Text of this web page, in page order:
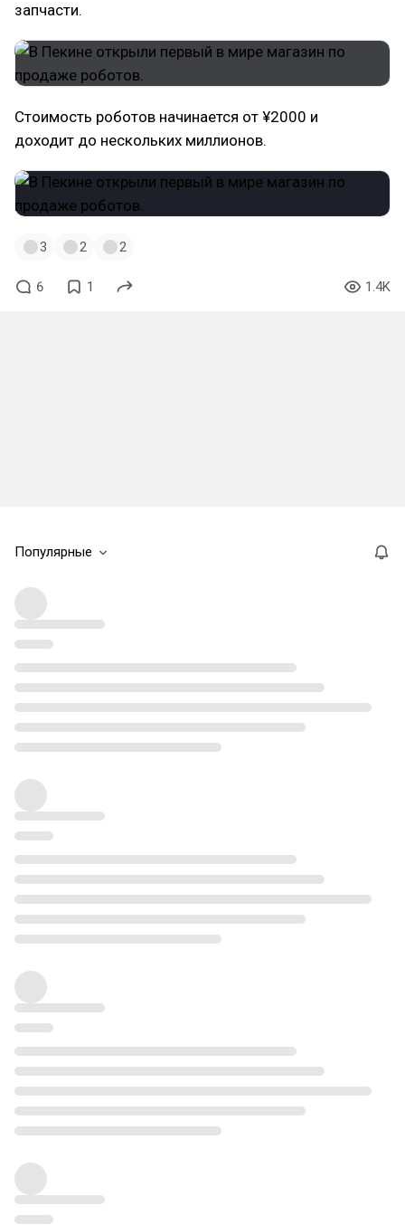
запчасти.
Стоимость роботов начинается от ¥2000 и
доходит до нескольких миллионов.
3 2 2
6 1 1.4K
Популярные